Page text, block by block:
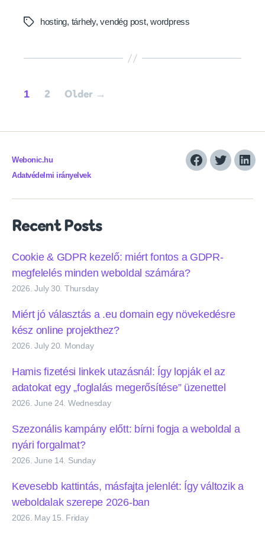
Tags hosting, tárhely,vendég post,wordpress
Posts
1 2 Older →
Webonic.hu
Adatvédelmi irányelvek
Facebook
Twitter
Recent Posts
Cookie & GDPR kezelő: miért fontos a GDPR-
megfelelés minden weboldal számára?
2026. July 30. Thursday
Miért jó választás a .eu domain egy növekedésre
kész online projekthez?
2026. July 20. Monday
Hamis fizetési linkek utazásnál: Így lopják el az
adatokat egy „foglalás megerősítése” üzenettel
2026. June 24. Wednesday
Szezonális kampány előtt: bírni fogja a weboldal a
nyári forgalmat?
2026. June 14. Sunday
Kevesebb kattintás, másfajta jelenlét: Így változik a
weboldalak szerepe 2026-ban
2026. May 15. Friday